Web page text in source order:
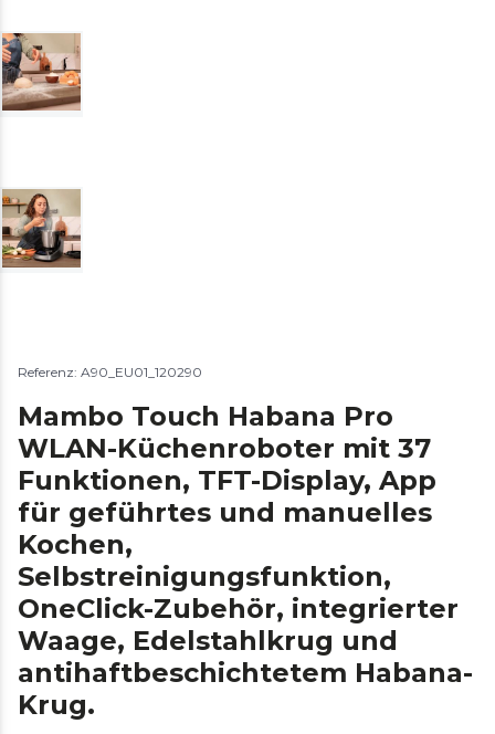
Referenz: A90_EU01_120290
Mambo Touch Habana Pro
WLAN-Küchenroboter mit 37
Funktionen, TFT-Display, App
für geführtes und manuelles
Kochen,
Selbstreinigungsfunktion,
OneClick-Zubehör, integrierter
Waage, Edelstahlkrug und
antihaftbeschichtetem Habana-
Krug.